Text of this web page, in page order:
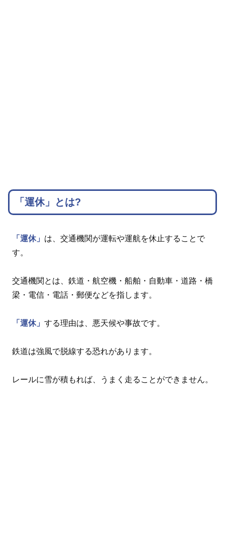
「運休」とは?
「運休」 は、交通機関が運転や運航を休止することで
す。
交通機関とは、鉄道・航空機・船舶・自動車・道路・橋
梁・電信・電話・郵便などを指します。
「運休」 する理由は、悪天候や事故です。
鉄道は強風で脱線する恐れがあります。
レールに雪が積もれば、うまく走ることができません。